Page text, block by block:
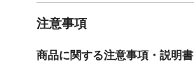
注意事項
商品に関する注意事項・説明書